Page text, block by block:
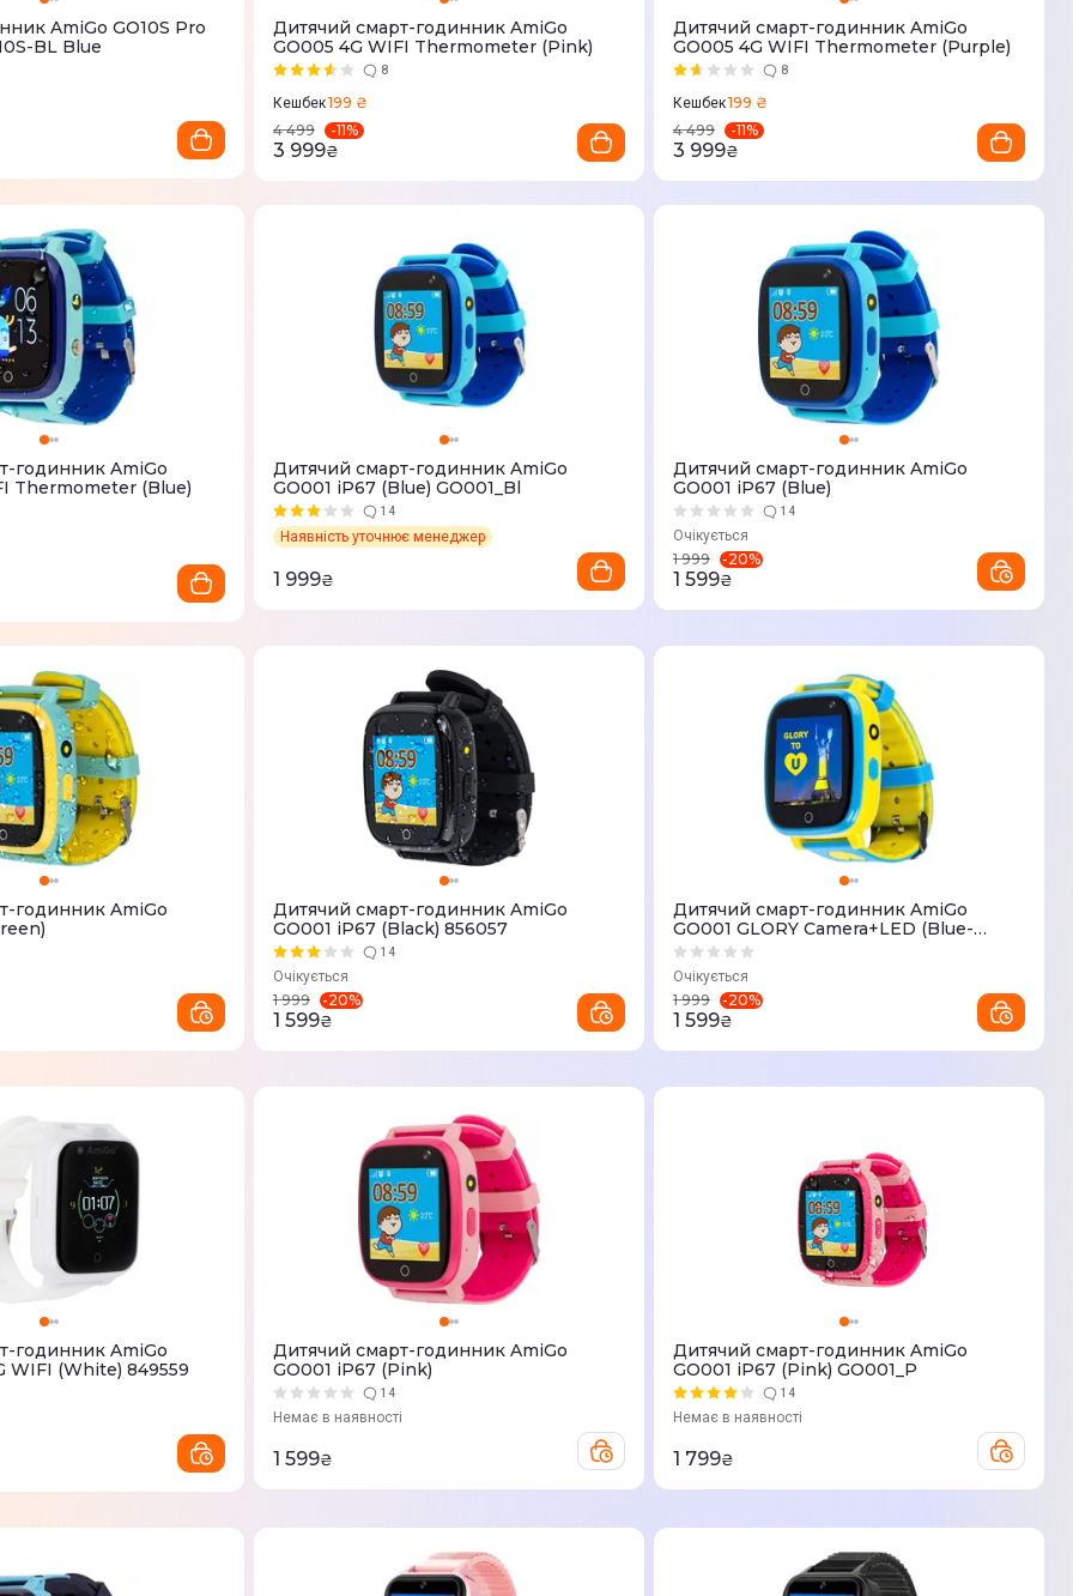
AmiGo GO10S Pro
BL Blue
Дитячий смарт-годинник AmiGo
GO005 4G WIFI Thermometer (Pink)
8
Кешбек199 ₴
4 499
-11%
3 999₴
Дитячий смарт-годинник AmiGo
GO005 4G WIFI Thermometer (Purple)
8
Кешбек199 ₴
4 499
-11%
3 999₴
годинник AmiGo
Thermometer (Blue)
Дитячий смарт-годинник AmiGo
GO001 iP67 (Blue) GO001_Bl
14
Наявність уточнює менеджер
1 999₴
Дитячий смарт-годинник AmiGo
GO001 iP67 (Blue)
14
Очікується
1 999 -20%
1 599₴
годинник AmiGo
Дитячий смарт-годинник AmiGo
GO001 iP67 (Black) 856057
14
Очікується
1 999 -20%
1 599₴
Дитячий смарт-годинник AmiGo
GO001 GLORY Camera+LED (Blue-
Yellow)
Очікується
1 999 -20%
1 599₴
годинник AmiGo
WIFI (White) 849559
Дитячий смарт-годинник AmiGo
GO001 iP67 (Pink)
14
Немає в наявності
1 599₴
Дитячий смарт-годинник AmiGo
GO001 iP67 (Pink) GO001_P
14
Немає в наявності
1 799₴